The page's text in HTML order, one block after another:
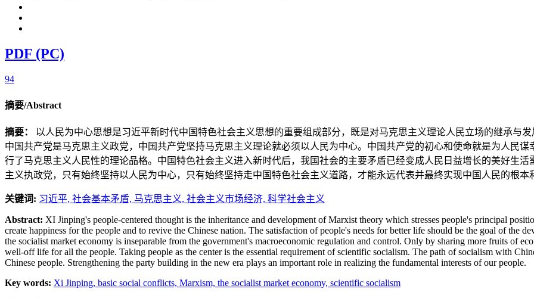
PDF (PC)
94
摘要/Abstract
摘要： 以人民为中心思想是习近平新时代中国特色社会主义思想的重要组成部分，既是对马克思主义理论人民立场的继承与
中国共产党是马克思主义政党，中国共产党坚持马克思主义理论就必须以人民为中心。中国共产党的初心和使命就是为人民
行了马克思主义人民性的理论品格。中国特色社会主义进入新时代后，我国社会的主要矛盾已经变成人民日益增长的美好生
主义执政党，只有始终坚持以人民为中心，只有始终坚持走中国特色社会主义道路，才能永远代表并最终实现中国人民的根本
关键词: 习近平, 社会基本矛盾, 马克思主义, 社会主义市场经济, 科学社会主义
Abstract: XI Jinping's people-centered thought is the inheritance and development of Marxist theory which stresses people's principal
create happiness for the people and to revive the Chinese nation. The satisfaction of people's needs for better life should be the goal of the
the socialist market economy is inseparable from the government's macroeconomic regulation and control. Only by sharing more fruits of
well-off life for all the people. Taking people as the center is the essential requirement of scientific socialism. The path of socialism with
Chinese people. Strengthening the party building in the new era plays an important role in realizing the fundamental interests of our people.
Key words: Xi Jinping, basic social conflicts, Marxism, the socialist market economy, scientific socialism